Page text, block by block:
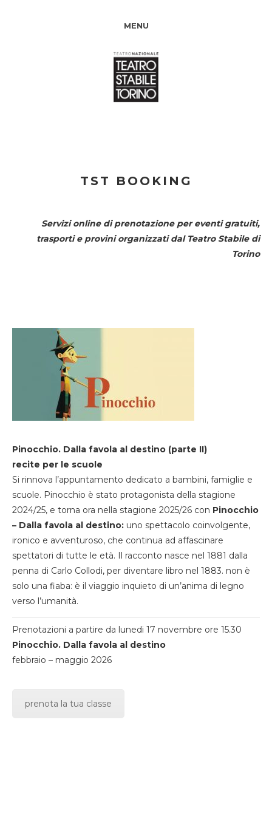
MENU
TST BOOKING
Servizi online di prenotazione per eventi gratuiti,
trasporti e provini organizzati dal Teatro Stabile di
Torino
Pinocchio. Dalla favola al destino (parte II)
recite per le scuole
Si rinnova l’appuntamento dedicato a bambini, famiglie e
scuole. Pinocchio è stato protagonista della stagione
2024/25, e torna ora nella stagione 2025/26 con Pinocchio
– Dalla favola al destino: uno spettacolo coinvolgente,
ironico e avventuroso, che continua ad affascinare
spettatori di tutte le età. Il racconto nasce nel 1881 dalla
penna di Carlo Collodi, per diventare libro nel 1883. non è
solo una fiaba: è il viaggio inquieto di un’anima di legno
verso l’umanità.
Prenotazioni a partire da lunedi 17 novembre ore 15.30
Pinocchio. Dalla favola al destino
febbraio – maggio 2026
prenota la tua classe